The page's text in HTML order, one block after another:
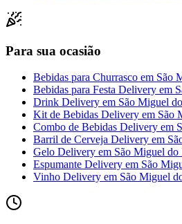
Para sua ocasião
Bebidas para Churrasco em São
Bebidas para Festa Delivery em
Drink Delivery em São Miguel
Kit de Bebidas Delivery em São
Combo de Bebidas Delivery em
Barril de Cerveja Delivery em
Gelo Delivery em São Miguel do
Espumante Delivery em São
Vinho Delivery em São Miguel